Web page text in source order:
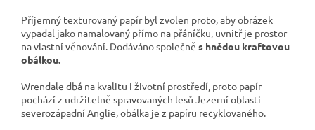
Příjemný texturovaný papír byl zvolen proto, aby obrázek
vypadal jako namalovaný přímo na přáníčku, uvnitř je prostor
na vlastní věnování. Dodáváno společně s hnědou kraftovou
obálkou.
Wrendale dbá na kvalitu i životní prostředí, proto papír
pochází z udržitelně spravovaných lesů Jezerní oblasti
severozápadní Anglie, obálka je z papíru recyklovaného.